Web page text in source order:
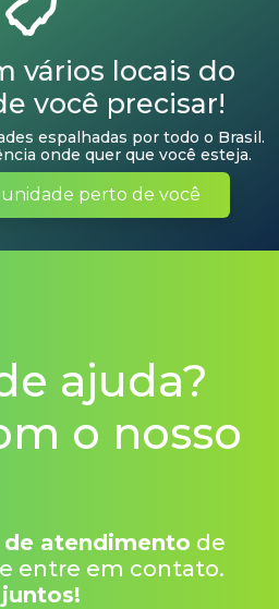
vários locais do
você precisar!
espalhadas por todo o Brasil.
onde quer que você esteja.
perto de você
ajuda?
o nosso
de atendimento de
entre em contato.